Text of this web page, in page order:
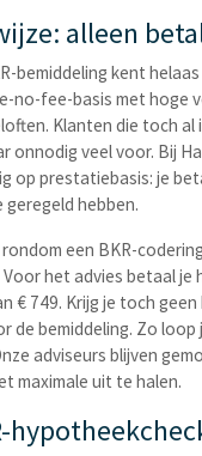
alleen
bemiddeling kent
no-fee-basis met hoge
Klanten die toch
onnodig veel voor. Bij
op prestatiebasis: je
hebben.
een BKR-
Voor het advies betaal je
€ 749. Krijg je toch
de bemiddeling. Zo loop
adviseurs blijven
maximale uit te halen.